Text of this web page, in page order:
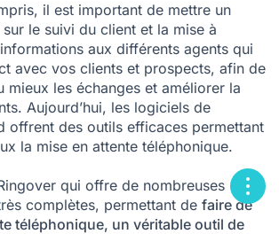
il est important de mettre un
sur le suivi du client et la mise à
aux différents agents qui
avec vos clients et prospects, afin de
mieux les échanges et améliorer la
Aujourd’hui, les logiciels de
offrent des outils efficaces permettant
la mise en attente téléphonique.
qui offre de nombreuses
complètes, permettant de faire de
téléphonique, un véritable outil de